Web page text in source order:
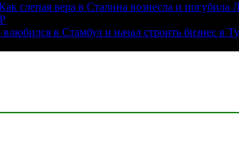
слепая вера в Сталина вознесла и погубила
в Стамбул и начал строить бизнес в